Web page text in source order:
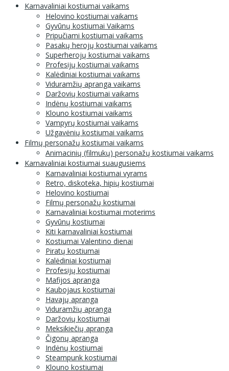
Karnavaliniai kostiumai vaikams
Helovino kostiumai vaikams
Gyvūnų kostiumai Vaikams
Pripučiami kostiumai vaikams
Pasakų herojų kostiumai vaikams
Superherojų kostiumai vaikams
Profesijų kostiumai vaikams
Kalėdiniai kostiumai vaikams
Viduramžių apranga vaikams
Daržovių kostiumai vaikams
Indėnų kostiumai vaikams
Klouno kostiumai vaikams
Vampyrų kostiumai vaikams
Užgavėnių kostiumai vaikams
Filmų personažų kostiumai vaikams
Animacinių (filmukų) personažų kostiumai vaikams
Karnavaliniai kostiumai suaugusiems
Karnavaliniai kostiumai vyrams
Retro, diskoteka, hipių kostiumai
Helovino kostiumai
Filmų personažų kostiumai
Karnavaliniai kostiumai moterims
Gyvūnų kostiumai
Kiti karnavaliniai kostiumai
Kostiumai Valentino dienai
Piratų kostiumai
Kalėdiniai kostiumai
Profesijų kostiumai
Mafijos apranga
Kaubojaus kostiumai
Havajų apranga
Viduramžių apranga
Daržovių kostiumai
Meksikiečių apranga
Čigonų apranga
Indėnų kostiumai
Steampunk kostiumai
Klouno kostiumai